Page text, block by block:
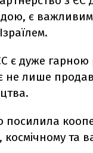
є
є дуже
не лише
посилила
космічному та